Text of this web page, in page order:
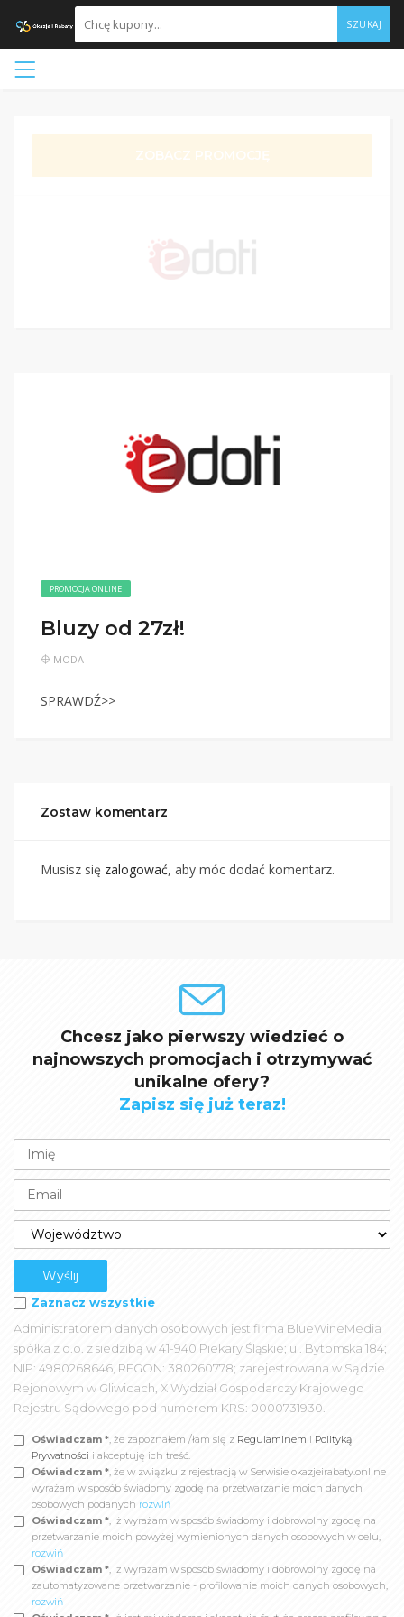
SZUKAJ
ZOBACZ PROMOCJĘ
PROMOCJA ONLINE
Bluzy od 27zł!
MODA
SPRAWDŹ>>
Zostaw komentarz
Musisz się zalogować, aby móc dodać komentarz.
Chcesz jako pierwszy wiedzieć o
najnowszych promocjach i otrzymywać
unikalne ofery?
Zapisz się już teraz!
Zaznacz wszystkie
Administratorem danych osobowych jest firma BlueWineMedia
spółka z o.o. z siedzibą w 41-940 Piekary Śląskie; ul. Bytomska 184;
NIP: 4980268646, REGON: 380260778; zarejestrowana w Sądzie
Rejonowym w Gliwicach, X Wydział Gospodarczy Krajowego
Rejestru Sądowego pod numerem KRS: 0000731930.
Oświadczam *, że zapoznałem /łam się z Regulaminem i Polityką
Prywatności i akceptuję ich treść.
Oświadczam *, że w związku z rejestracją w Serwisie okazjeirabaty.online
wyrażam w sposób świadomy zgodę na przetwarzanie moich danych
osobowych podanych rozwiń
Oświadczam *, iż wyrażam w sposób świadomy i dobrowolny zgodę na
przetwarzanie moich powyżej wymienionych danych osobowych w celu,
rozwiń
Oświadczam *, iż wyrażam w sposób świadomy i dobrowolny zgodę na
zautomatyzowane przetwarzanie - profilowanie moich danych osobowych,
rozwiń